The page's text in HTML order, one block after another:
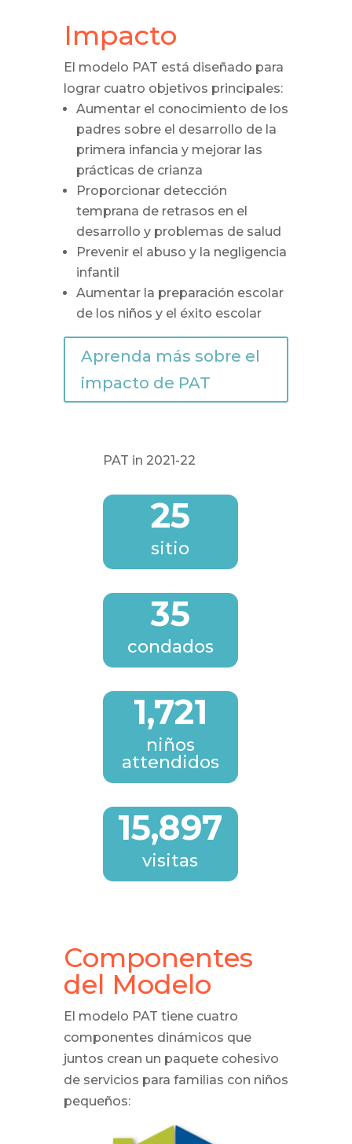
Impacto
El modelo PAT está diseñado para
lograr cuatro objetivos principales:
Aumentar el conocimiento de los
padres sobre el desarrollo de la
primera infancia y mejorar las
prácticas de crianza
Proporcionar detección
temprana de retrasos en el
desarrollo y problemas de salud
Prevenir el abuso y la negligencia
infantil
Aumentar la preparación escolar
de los niños y el éxito escolar
Aprenda más sobre el
impacto de PAT
PAT in 2021-22
25
sitio
35
condados
1,721
niños
attendidos
15,897
visitas
Componentes
del Modelo
El modelo PAT tiene cuatro
componentes dinámicos que
juntos crean un paquete cohesivo
de servicios para familias con niños
pequeños: